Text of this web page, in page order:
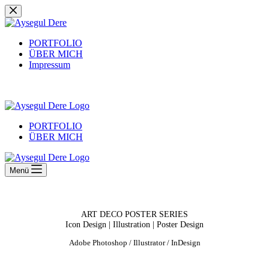
Zum
Inhalt
springen
PORTFOLIO
ÜBER MICH
Impressum
PORTFOLIO
ÜBER MICH
Menü
ART DECO POSTER SERIES
Icon Design | Illustration | Poster Design
Adobe Photoshop / Illustrator / InDesign